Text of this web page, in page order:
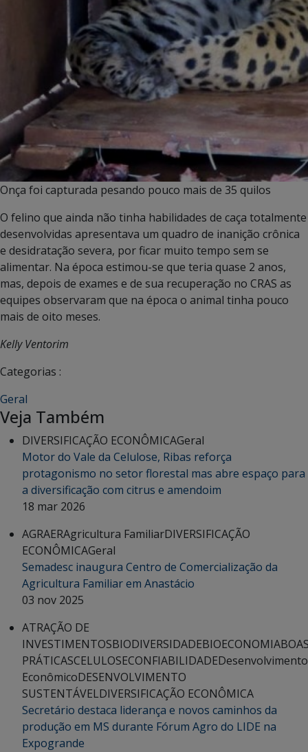
Onça foi capturada pesando pouco mais de 35 quilos
O felino que ainda não tinha habilidades de caça totalmente
desenvolvidas apresentava um quadro de inanição crônica
e desidratação severa, por ficar muito tempo sem se
alimentar. Na época estimou-se que teria quase 2 anos,
mas, depois de exames e de sua recuperação no CRAS as
equipes observaram que na época o animal tinha pouco
mais de oito meses.
Kelly Ventorim
Categorias :
Geral
Veja Também
DIVERSIFICAÇÃO ECONÔMICAGeral
Motor do Vale da Celulose, Ribas reforça
protagonismo no setor florestal mas abre espaço para
a diversificação com citrus e amendoim
18 mar 2026
AGRAERAgricultura FamiliarDIVERSIFICAÇÃO
ECONÔMICAGeral
Semadesc inaugura Centro de Comercialização da
Agricultura Familiar em Anastácio
03 nov 2025
ATRAÇÃO DE
INVESTIMENTOSBIODIVERSIDADEBIOECONOMIA
PRÁTICASCELULOSECONFIABILIDADEDesenvolvimento
EconômicoDESENVOLVIMENTO
SUSTENTÁVELDIVERSIFICAÇÃO ECONÔMICA
Secretário destaca liderança e novos caminhos da
produção em MS durante Fórum Agro do LIDE na
Expogrande